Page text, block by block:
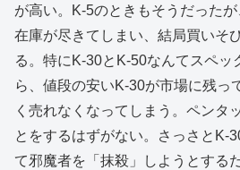
が高い。K-5のときもそうだった
在庫が尽きてしまい、結局買いそ
る。特にK-30とK-50なんてスペッ
ら、値段の安いK-30が市場に残っ
く売れなくなってしまう。ペンタ
とをするはずがない。さっさとK-
て邪魔者を「抹殺」しようとする